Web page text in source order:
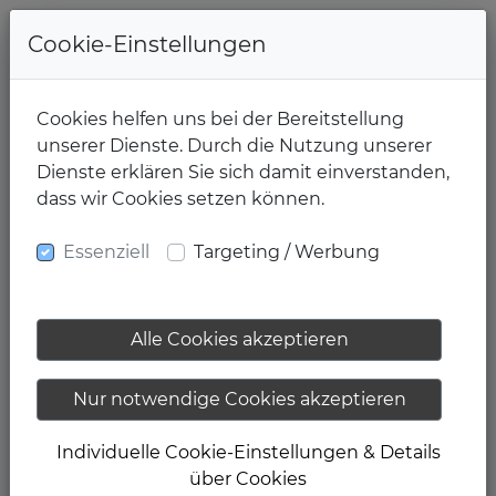
28.12.2017
Motivation
Sind es Faulheit und Bequemlichkeit, die uns
davon abhalten, dass wir uns konsequent für ein
gesünderes und fittes und somit auch besseres
Ausrede recht, um unseren Status Quo zu
rechtfertigen? Finden wir uns lieber mit
Cookie-Einstellungen
Cookies helfen uns bei der Bereitstellung
unserer Dienste. Durch die Nutzung unserer
Dienste erklären Sie sich damit einverstanden,
dass wir Cookies setzen können.
Essenziell Targeting / Werbung
Alle Cookies akzeptieren
Nur notwendige Cookies akzeptieren
Individuelle Cookie-Einstellungen & Details
über Cookies